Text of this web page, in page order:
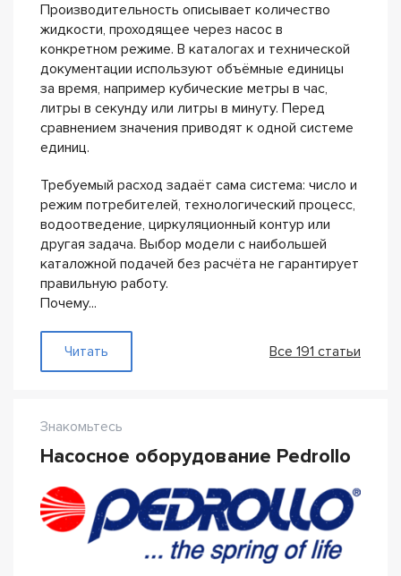
Производительность описывает количество
жидкости, проходящее через насос в
конкретном режиме. В каталогах и технической
документации используют объёмные единицы
за время, например кубические метры в час,
литры в секунду или литры в минуту. Перед
сравнением значения приводят к одной системе
единиц.
Требуемый расход задаёт сама система: число и
режим потребителей, технологический процесс,
водоотведение, циркуляционный контур или
другая задача. Выбор модели с наибольшей
каталожной подачей без расчёта не гарантирует
правильную работу.
Почему...
Читать — Производительность насосаВсе 191 статьи
Знакомьтесь
Насосное оборудование Pedrollo